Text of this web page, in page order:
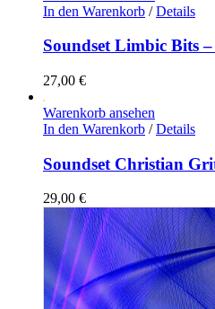
In den Warenkorb / Details
Soundset Limbic Bits
27,00 €
Warenkorb ansehen
In den Warenkorb / Details
Soundset Christian
29,00 €